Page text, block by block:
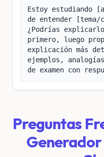
Estoy estudiando
de entender
¿Podrías
primero, luego
explicación más
ejemplos,
de examen con
Preguntas